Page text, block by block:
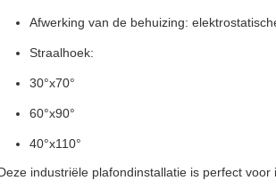
Afwerking van de behuizing:
Straalhoek:
30°x70°
60°x90°
40°x110°
industriële plafondinstallatie is perfect